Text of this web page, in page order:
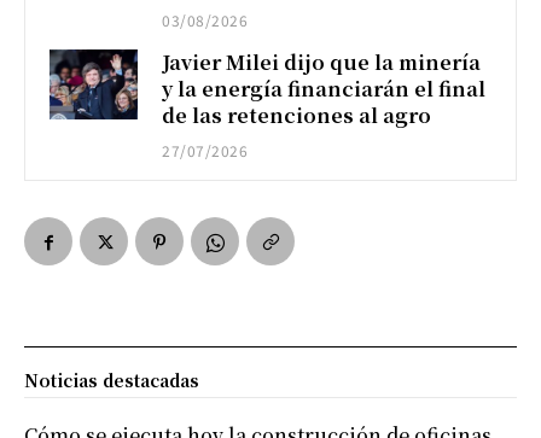
03/08/2026
Javier Milei dijo que la minería
y la energía financiarán el final
de las retenciones al agro
27/07/2026
Noticias destacadas